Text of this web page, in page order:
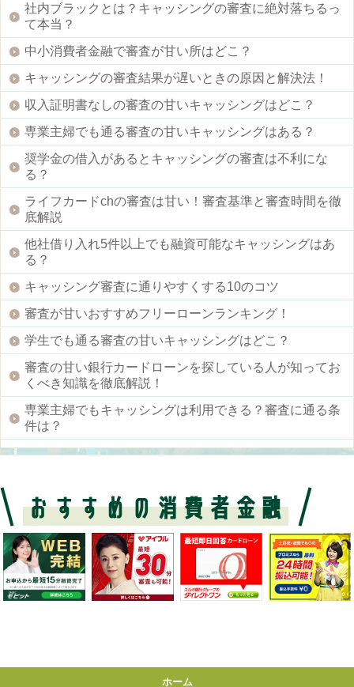
社内ブラックとは？キャッシングの審査に絶対落ちるっ
て本当？
中小消費者金融で審査が甘い所はどこ？
キャッシングの審査結果が遅いときの原因と解決法！
収入証明書なしの審査の甘いキャッシングはどこ？
専業主婦でも通る審査の甘いキャッシングはある？
奨学金の借入があるとキャッシングの審査は不利にな
る？
ライフカードchの審査は甘い！審査基準と審査時間を徹
底解説
他社借り入れ5件以上でも融資可能なキャッシングはあ
る？
キャッシング審査に通りやすくする10のコツ
審査が甘いおすすめフリーローンランキング！
学生でも通る審査の甘いキャッシングはどこ？
審査の甘い銀行カードローンを探している人が知ってお
くべき知識を徹底解説！
専業主婦でもキャッシングは利用できる？審査に通る条
件は？
ホーム